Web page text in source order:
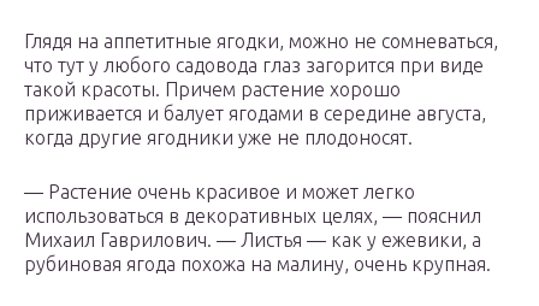
Глядя на аппетитные ягодки, можно не сомневаться,
что тут у любого садовода глаз загорится при виде
такой красоты. Причем растение хорошо
приживается и балует ягодами в середине августа,
когда другие ягодники уже не плодоносят.
— Растение очень красивое и может легко
использоваться в декоративных целях, — пояснил
Михаил Гаврилович. — Листья — как у ежевики, а
рубиновая ягода похожа на малину, очень крупная.